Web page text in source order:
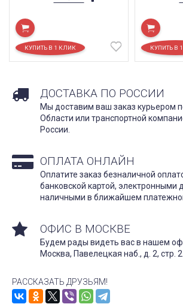
ДОСТАВКА ПО РОССИИ
Мы доставим ваш заказ курьером
Области или транспортной
России.
ОПЛАТА ОНЛАЙН
Оплатите заказ безналичной
банковской картой, электронными
наличными в ближайшем
ОФИС В МОСКВЕ
Будем рады видеть вас в нашем
Москва, Павелецкая наб., д. 2, стр. 2.
РАССКАЗАТЬ ДРУЗЬЯМ!